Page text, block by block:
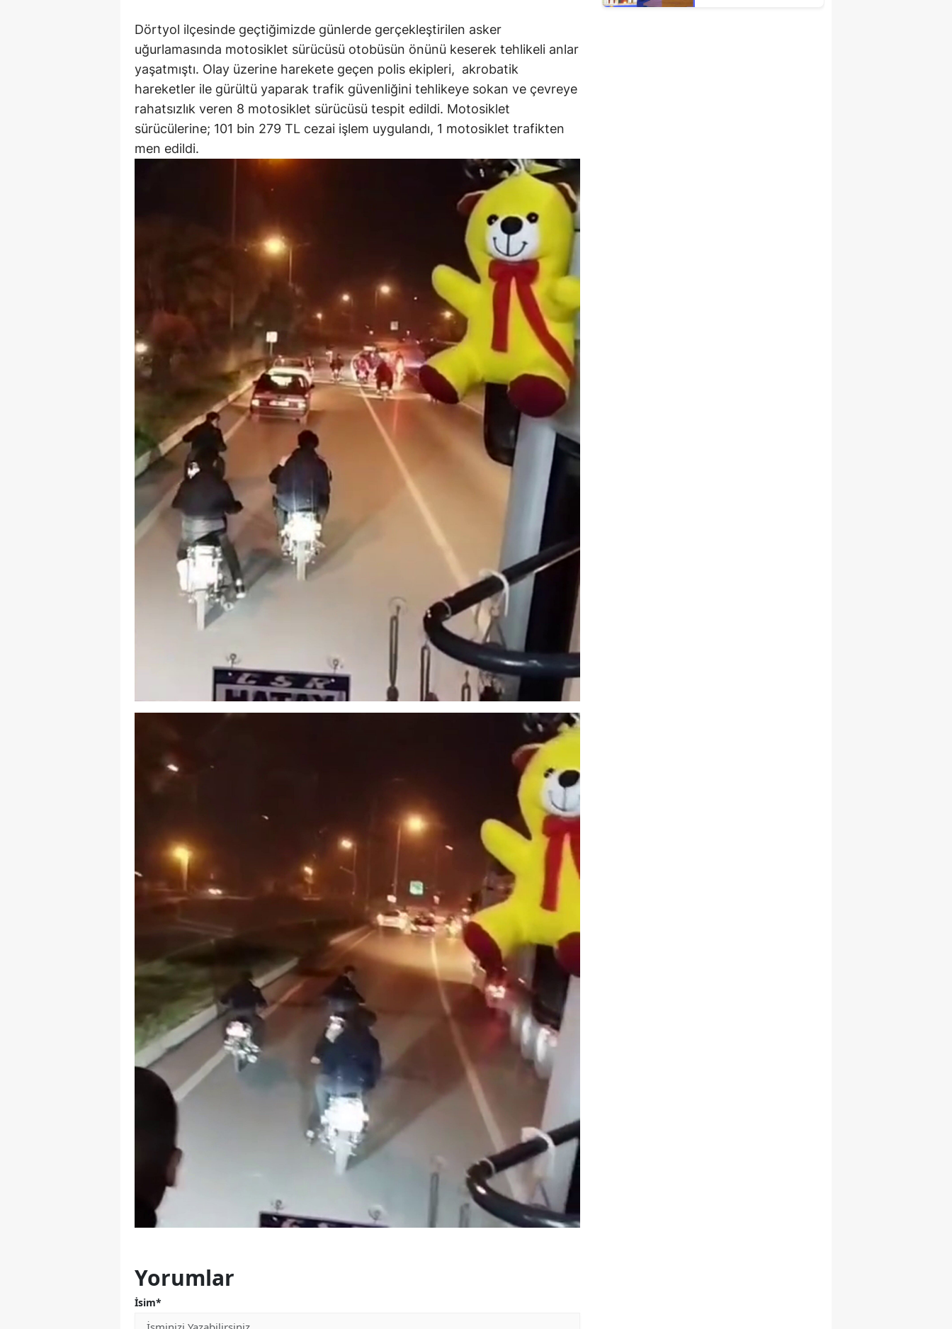
Dörtyol ilçesinde geçtiğimizde günlerde gerçekleştirilen asker
uğurlamasında motosiklet sürücüsü otobüsün önünü keserek tehlikeli anlar
yaşatmıştı. Olay üzerine harekete geçen polis ekipleri, akrobatik
hareketler ile gürültü yaparak trafik güvenliğini tehlikeye sokan ve çevreye
rahatsızlık veren 8 motosiklet sürücüsü tespit edildi. Motosiklet
sürücülerine; 101 bin 279 TL cezai işlem uygulandı, 1 motosiklet trafikten
men edildi.
Yorumlar
İsim*